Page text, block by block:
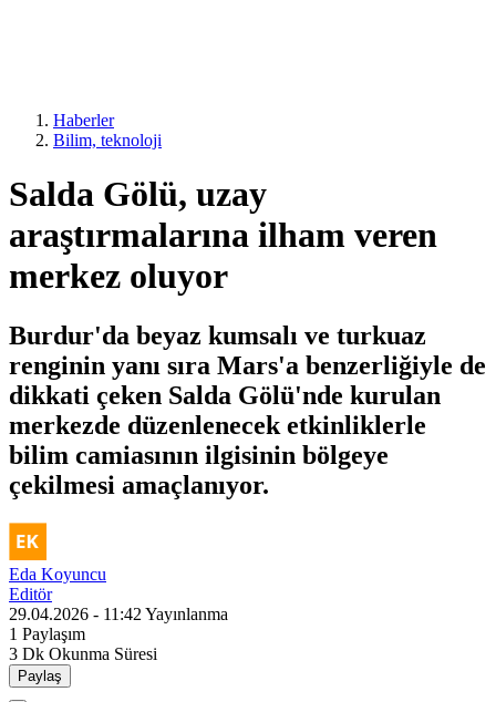
Haberler
Bilim, teknoloji
Salda Gölü, uzay
araştırmalarına ilham veren
merkez oluyor
Burdur'da beyaz kumsalı ve turkuaz
renginin yanı sıra Mars'a benzerliğiyle de
dikkati çeken Salda Gölü'nde kurulan
merkezde düzenlenecek etkinliklerle
bilim camiasının ilgisinin bölgeye
çekilmesi amaçlanıyor.
Eda Koyuncu
Editör
29.04.2026 - 11:42 Yayınlanma
1 Paylaşım
3 Dk Okunma Süresi
Paylaş